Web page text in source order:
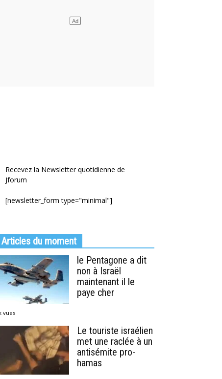
Recevez la Newsletter quotidienne de
Jforum
[newsletter_form type="minimal"]
Articles du moment
le Pentagone a dit
non à Israël
maintenant il le
paye cher
vues
Le touriste israélien
met une raclée à un
antisémite pro-
hamas